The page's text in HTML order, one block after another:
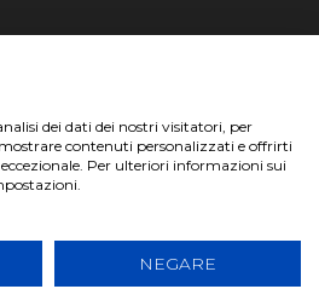
Reserved.
dei dati dei nostri visitatori, per
contenuti personalizzati e offrirti
Per ulteriori informazioni sui
NEGARE